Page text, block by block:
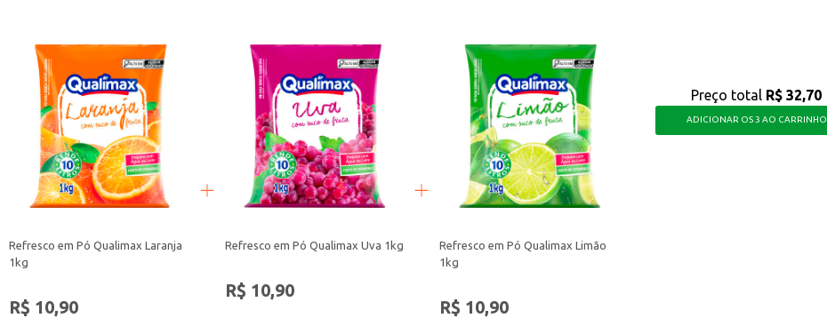
Refresco em Pó Qualimax Laranja
1kg
R$ 10,90
Refresco em Pó Qualimax Uva 1kg
R$ 10,90
Refresco em Pó Qualimax Limão
1kg
R$ 10,90
Preço total R$ 32,70
ADICIONAR OS 3 AO CARRINHO